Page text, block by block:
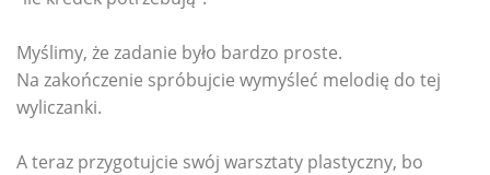
Myślimy, że zadanie było bardzo proste.
Na zakończenie spróbujcie wymyśleć melodię do tej
wyliczanki.
A teraz przygotujcie swój warsztaty plastyczny, bo